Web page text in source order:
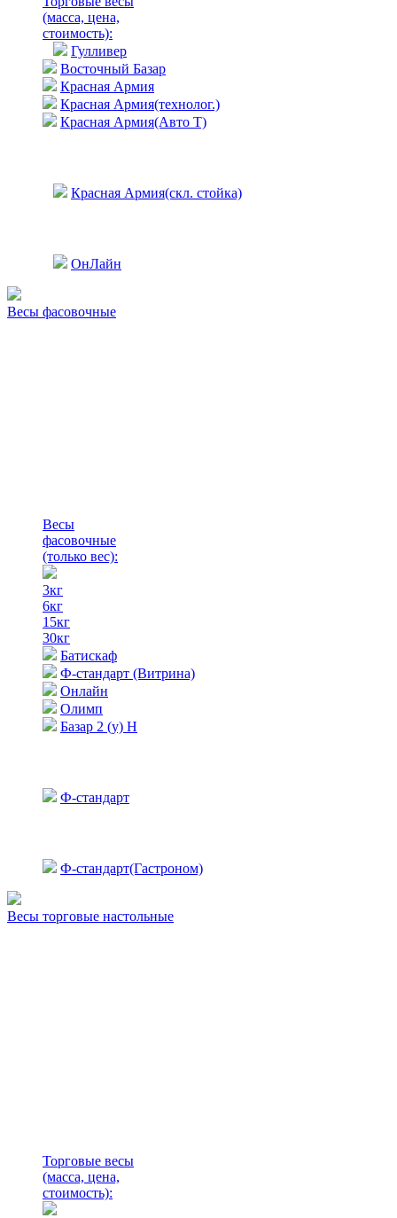
(масса, цена,
стоимость):
Гулливер
Восточный Базар
Красная Армия
Красная Армия(технолог.)
Красная Армия(Авто Т)
Красная Армия(скл. стойка)
ОнЛайн
Весы фасовочные
Весы
фасовочные
(только вес):
3кг
6кг
15кг
30кг
Батискаф
Ф-стандарт (Витрина)
Онлайн
Олимп
Базар 2 (у) Н
Ф-стандарт
Ф-стандарт(Гастроном)
Весы торговые настольные
Торговые весы
(масса, цена,
стоимость):